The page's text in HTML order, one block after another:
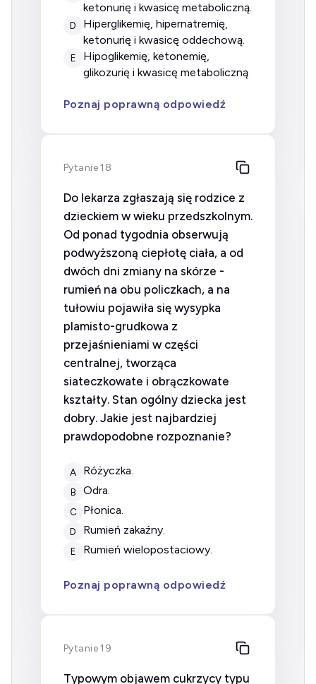
ketonurię i kwasicę metaboliczną.
D
hiperglikemię, hipernatremię,
ketonurię i kwasicę oddechową.
E
hipoglikemię, ketonemię,
glikozurię i kwasicę metaboliczną
Poznaj poprawną odpowiedź
Pytanie 18
Do lekarza zgłaszają się rodzice z
dzieckiem w wieku przedszkolnym.
Od ponad tygodnia obserwują
podwyższoną ciepłotę ciała, a od
dwóch dni zmiany na skórze -
rumień na obu policzkach, a na
tułowiu pojawiła się wysypka
plamisto-grudkowa z
przejaśnieniami w części
centralnej, tworząca
siateczkowate i obrączkowate
kształty. Stan ogólny dziecka jest
dobry. Jakie jest najbardziej
prawdopodobne rozpoznanie?
A różyczka.
B odra.
C płonica.
D rumień zakaźny.
E rumień wielopostaciowy.
Poznaj poprawną odpowiedź
Pytanie 19
Typowym objawem cukrzycy typu